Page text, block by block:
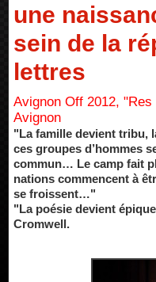
une
sein de la
lettres
Avignon Off 2012,
Avignon
"La famille devient tribu,
ces groupes d’hommes
commun… Le camp fait
nations commencent à
se froissent…"
"La poésie devient
Cromwell.